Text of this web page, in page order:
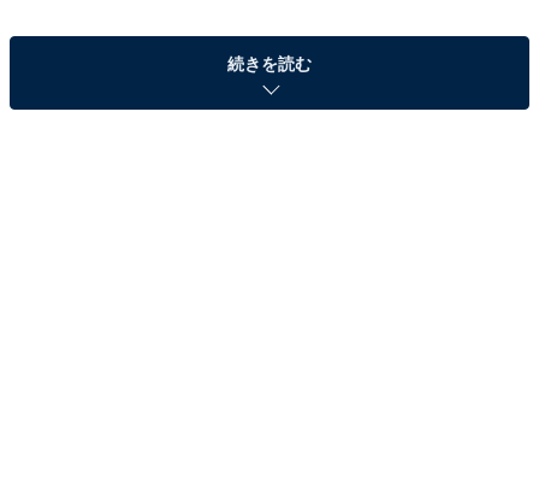
その中から、「滝が美しいと思う都道府県」ランキング
続きを読む